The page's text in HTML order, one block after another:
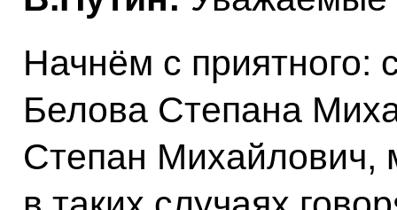
Начнём с приятного:
Белова Степана
Степан Михайлович,